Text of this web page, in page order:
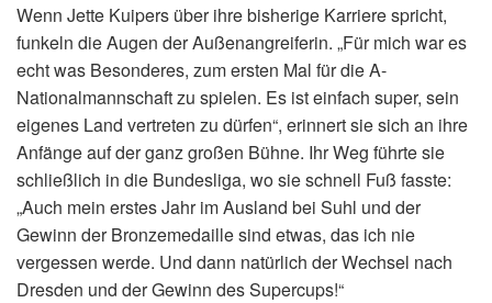
Wenn Jette Kuipers über ihre bisherige Karriere spricht,
funkeln die Augen der Außenangreiferin. „Für mich war es
echt was Besonderes, zum ersten Mal für die A-
Nationalmannschaft zu spielen. Es ist einfach super, sein
eigenes Land vertreten zu dürfen“, erinnert sie sich an ihre
Anfänge auf der ganz großen Bühne. Ihr Weg führte sie
schließlich in die Bundesliga, wo sie schnell Fuß fasste:
„Auch mein erstes Jahr im Ausland bei Suhl und der
Gewinn der Bronzemedaille sind etwas, das ich nie
vergessen werde. Und dann natürlich der Wechsel nach
Dresden und der Gewinn des Supercups!“